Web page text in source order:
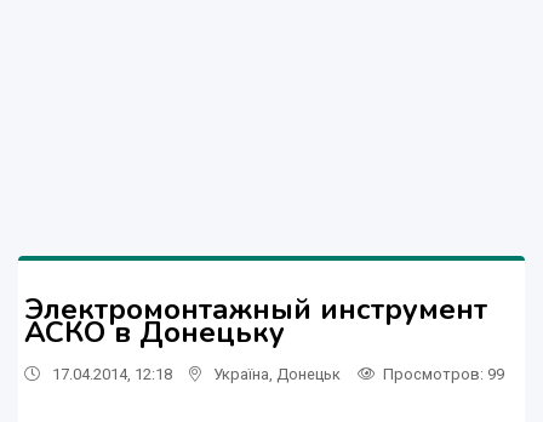
Электромонтажный инструмент
АСКО в Донецьку
17.04.2014, 12:18 Україна Донецьк Просмотров: 99